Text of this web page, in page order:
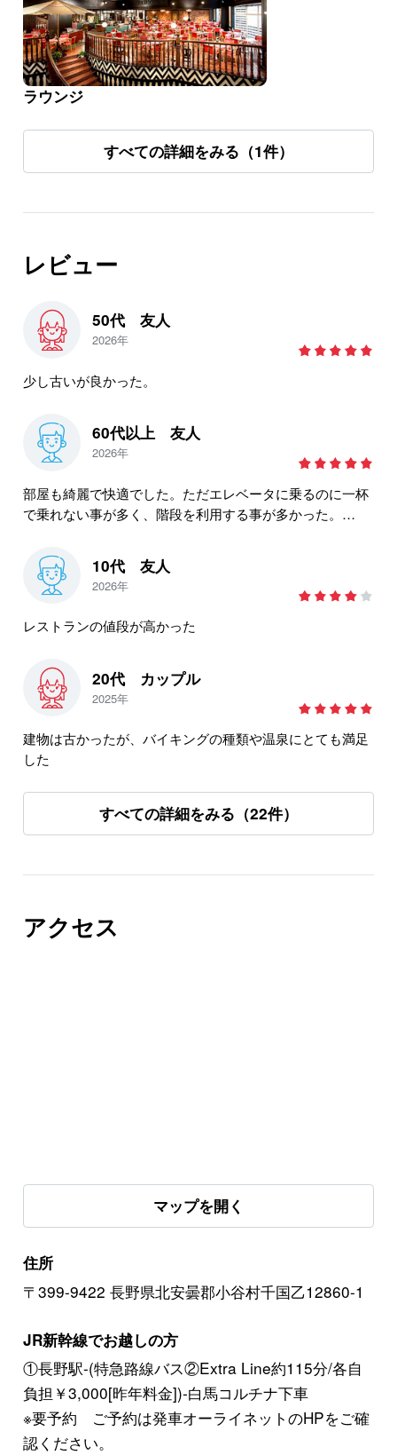
ラウンジ
すべての詳細をみる（1件）
レビュー
50代 友人
2026年
少し古いが良かった。
60代以上 友人
2026年
部屋も綺麗で快適でした。ただエレベータに乗るのに一杯
で乗れない事が多く、階段を利用する事が多かった。
も多く、美味しくいただきました。
時間の整理券方式が良く、席に座れない事も無く、スムー
ズに食事が出来ました。
10代 友人
2026年
レストランの値段が高かった
20代 カップル
2025年
建物は古かったが、バイキングの種類や温泉にとても満足
した
すべての詳細をみる（22件）
アクセス
マップを開く
住所
〒399-9422 長野県北安曇郡小谷村千国乙12860-1
JR新幹線でお越しの方
①長野駅-(特急路線バス②Extra Line約115分/各自
負担￥3,000[昨年料金])-白馬コルチナ下車
※要予約 ご予約は発車オーライネットのHPをご確
認ください。